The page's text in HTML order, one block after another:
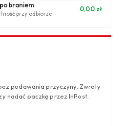
przy odbiorze
0,00 zł
podawania przyczyny. Zwroty
nadać paczkę przez InPost.